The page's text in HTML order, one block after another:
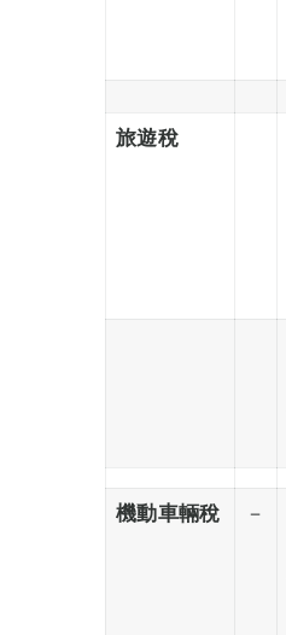
旅遊稅
機動車輛稅 －